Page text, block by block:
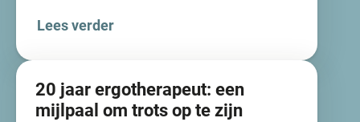
Lees verder
20 jaar ergotherapeut: een
mijlpaal om trots op te zijn